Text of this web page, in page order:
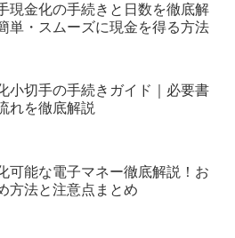
現金化の手続きと日数を徹底解
単・スムーズに現金を得る方法
小切手の手続きガイド｜必要書
れを徹底解説
可能な電子マネー徹底解説！お
方法と注意点まとめ